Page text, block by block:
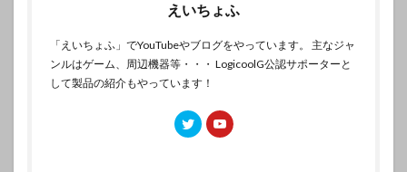
えいちょふ
「えいちょふ」でYouTubeやブログをやっています。 主なジャ
ンルはゲーム、周辺機器等・・・ LogicoolG公認サポーターと
して製品の紹介もやっています！